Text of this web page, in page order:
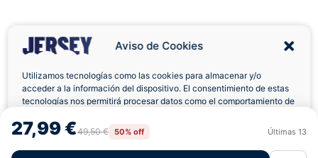
Aviso de Cookies
Utilizamos tecnologías como las cookies para almacenar y/o
acceder a la información del dispositivo. El consentimiento de estas
tecnologías nos permitirá procesar datos como el comportamiento de
retirar el consentimiento, puede afectar negativamente a ciertas
características y funciones.
Rechazar
27,99 €49,50 € 50% off Últimas 13
Envíos a Domicilio Devolución 7 Días